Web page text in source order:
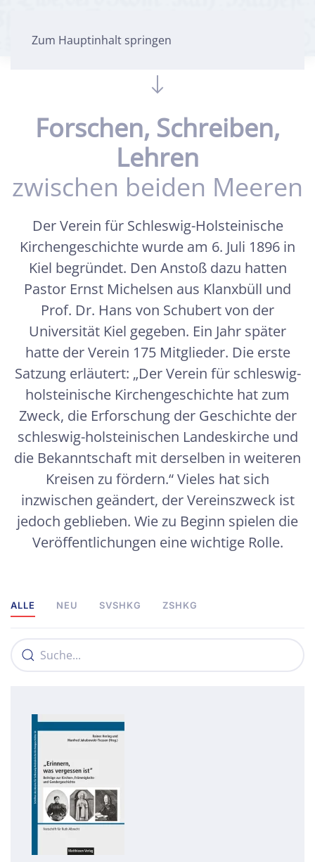
Zum Hauptinhalt springen
Forschen, Schreiben,
Lehren
zwischen beiden Meeren
Der Verein für Schleswig-Holsteinische
Kirchengeschichte wurde am 6. Juli 1896 in
Kiel begründet. Den Anstoß dazu hatten
Pastor Ernst Michelsen aus Klanxbüll und
Prof. Dr. Hans von Schubert von der
Universität Kiel gegeben. Ein Jahr später
hatte der Verein 175 Mitglieder. Die erste
Satzung erläutert: „Der Verein für schleswig-
holsteinische Kirchengeschichte hat zum
Zweck, die Erforschung der Geschichte der
schleswig-holsteinischen Landeskirche und
die Bekanntschaft mit derselben in weiteren
Kreisen zu fördern.“ Vieles hat sich
inzwischen geändert, der Vereinszweck ist
jedoch geblieben. Wie zu Beginn spielen die
Veröffentlichungen eine wichtige Rolle.
ALLE NEU SVSHKG ZSHKG